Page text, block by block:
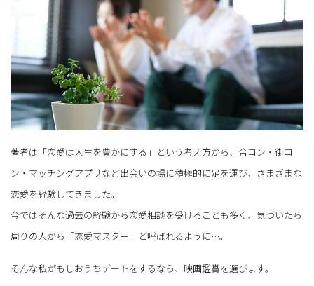
著者は「恋愛は人生を豊かにする」という考え方から、合コン・街コ
ン・マッチングアプリなど出会いの場に積極的に足を運び、さまざまな
恋愛を経験してきました。
今ではそんな過去の経験から恋愛相談を受けることも多く、気づいたら
周りの人から「恋愛マスター」と呼ばれるように…。
そんな私がもしおうちデートをするなら、映画鑑賞を選びます。